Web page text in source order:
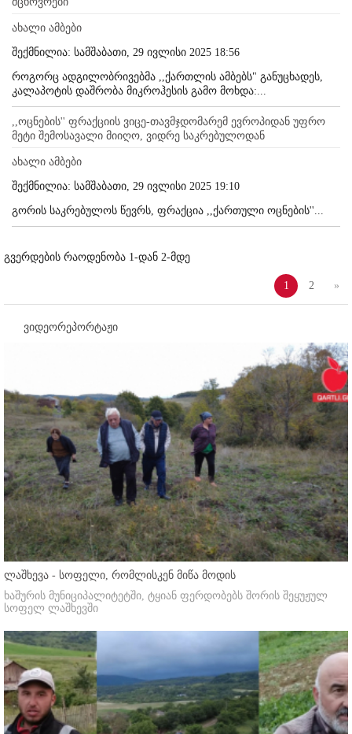
ახალი ამბები
შექმნილია: სამშაბათი, 29 ივლისი 2025 18:56
როგორც ადგილობრივებმა ,,ქართლის ამბებს" განუცხადეს,
კალაპოტის დაშრობა მიკროჰესის გამო მოხდა:...
,,ოცნების'' ფრაქციის ვიცე-თავმჯდომარემ ევროპიდან უფრო
მეტი შემოსავალი მიიღო, ვიდრე საკრებულოდან
ახალი ამბები
შექმნილია: სამშაბათი, 29 ივლისი 2025 19:10
გორის საკრებულოს წევრს, ფრაქცია ,,ქართული ოცნების''...
1 2 »
გვერდების რაოდენობა 1-დან 2-მდე
ვიდეორეპორტაჟი
ლაშხევა - სოფელი, რომლისკენ მიწა მოდის
ხაშურის მუნიციპალიტეტში, ტყიან ფერდობებს შორის შეყუჟულ
სოფელ ლაშხევში